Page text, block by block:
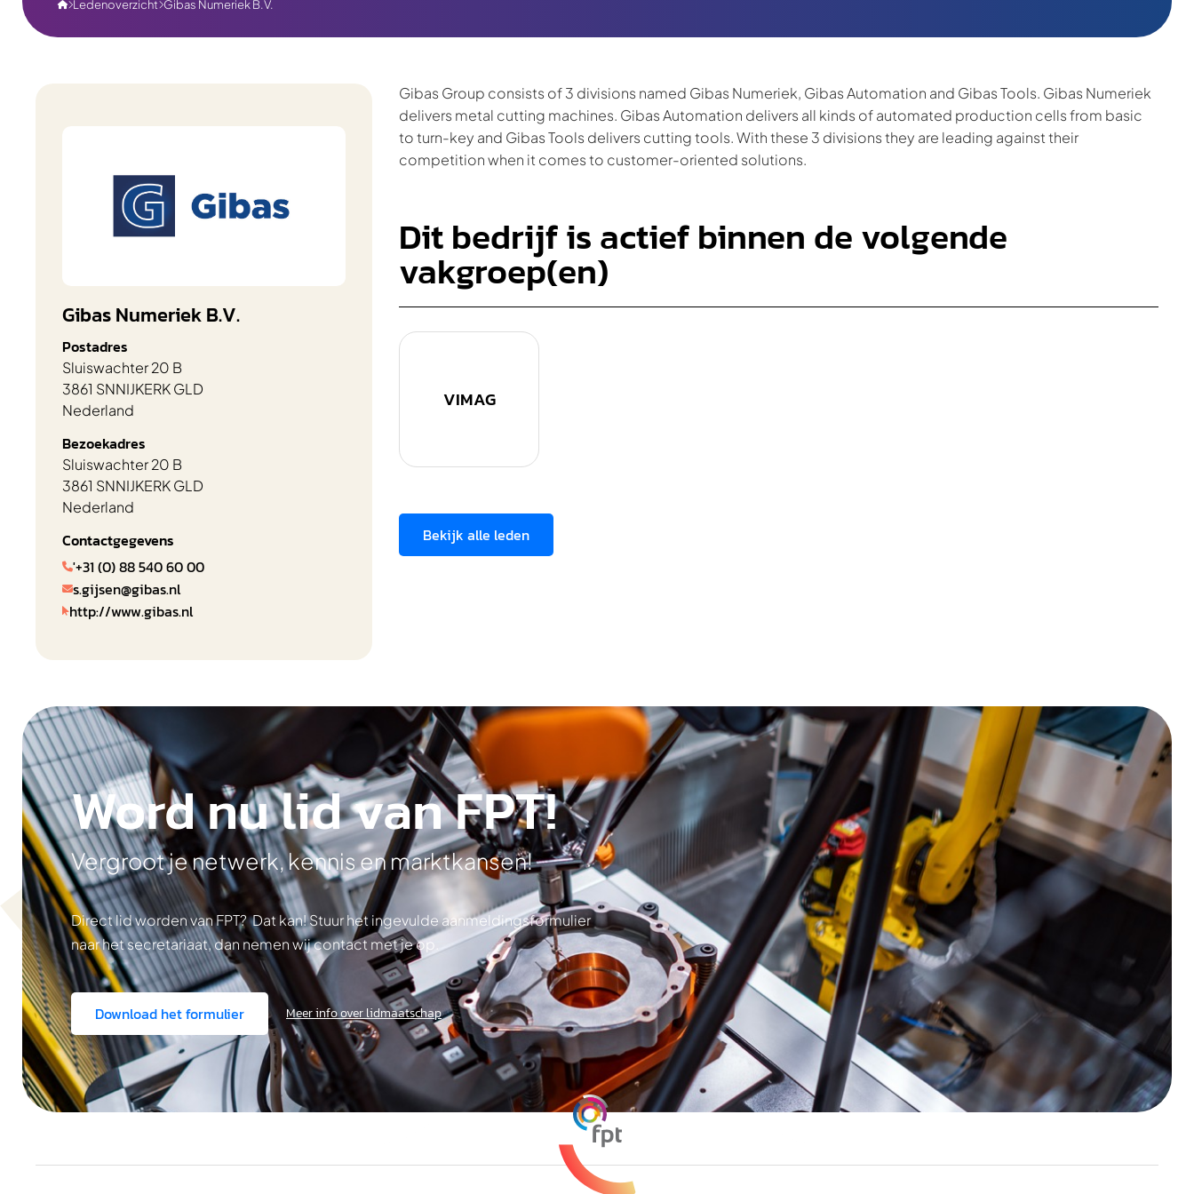
Ledenoverzicht Gibas Numeriek B.V.
Gibas Numeriek B.V.
Postadres
Sluiswachter 20 B
3861 SNNIJKERK GLD
Nederland
Bezoekadres
Sluiswachter 20 B
3861 SNNIJKERK GLD
Nederland
Contactgegevens
'+31 (0) 88 540 60 00
s.gijsen@gibas.nl
http://www.gibas.nl
Gibas Group consists of 3 divisions named Gibas Numeriek, Gibas Automation and Gibas Tools. Gibas Numeriek
delivers metal cutting machines. Gibas Automation delivers all kinds of automated production cells from basic
to turn-key and Gibas Tools delivers cutting tools. With these 3 divisions they are leading against their
competition when it comes to customer-oriented solutions.
Dit bedrijf is actief binnen de volgende
vakgroep(en)
VIMAG
Bekijk alle leden
Word nu lid van FPT!
Vergroot je netwerk, kennis en marktkansen!
Direct lid worden van FPT? Dat kan! Stuur het ingevulde aanmeldingsformulier
naar het secretariaat, dan nemen wij contact met je op.
Download het formulier Meer info over lidmaatschap